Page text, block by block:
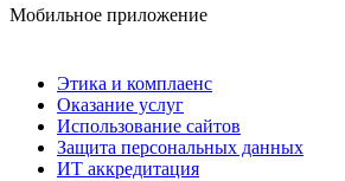
Мобильное приложение
Этика и комплаенс
Оказание услуг
Использование сайтов
Защита персональных данных
ИТ аккредитация